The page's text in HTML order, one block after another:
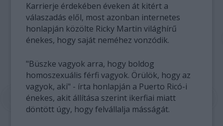
Karrierje érdekében éveken át kitért a
válaszadás elől, most azonban internetes
honlapján közölte Ricky Martin világhírű
énekes, hogy saját neméhez vonzódik.
"Büszke vagyok arra, hogy boldog
homoszexuális férfi vagyok. Örülök, hogy az
vagyok, aki" - írta honlapján a Puerto Ricó-i
énekes, akit állítása szerint ikerfiai miatt
döntött úgy, hogy felvállalja másságát.